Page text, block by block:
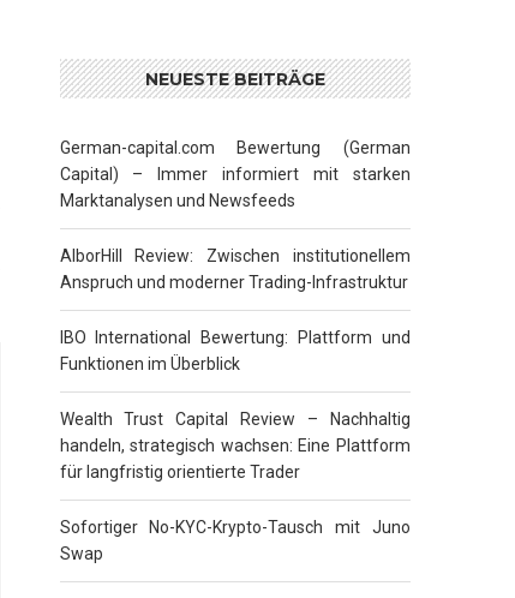
NEUESTE BEITRÄGE
German-capital.com Bewertung (German
Capital) – Immer informiert mit starken
Marktanalysen und Newsfeeds
AlborHill Review: Zwischen institutionellem
Anspruch und moderner Trading-Infrastruktur
IBO International Bewertung: Plattform und
Funktionen im Überblick
Wealth Trust Capital Review – Nachhaltig
handeln, strategisch wachsen: Eine Plattform
für langfristig orientierte Trader
Sofortiger No-KYC-Krypto-Tausch mit Juno
Swap